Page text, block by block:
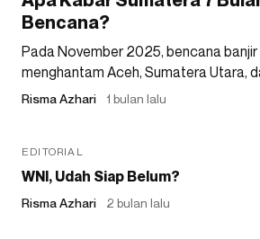
Bencana?
Pada November 2025, bencana
menghantam Aceh, Sumatera Utara,
Risma Azhari 1 bulan lalu
EDITORIAL
WNI, Udah Siap Belum?
Risma Azhari 2 bulan lalu